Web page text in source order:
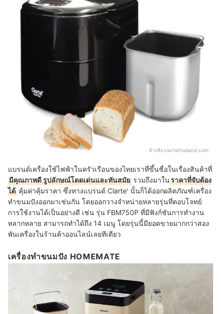
อ้างอิง:clartethailand.com
แบรนด์เครื่องใช้ไฟฟ้าในครัวเรือนของไทยเราที่ขึ้นชื่อในเรื่องสินค้าที่
มีคุณภาพดี รูปลักษณ์โดดเด่นและทันสมัย รวมถึงมาในราคาที่จับต้อง
ได้ คุ้มค่าคุ้มราคา ซึ่งทางแบรนด์ Clarte' นั้นก็ได้ออกผลิตภัณฑ์เครื่อง
ทำขนมปังออกมาเช่นกัน โดยออกวางจำหน่ายหลายรุ่นที่ตอบโจทย์
การใช้งานได้เป็นอย่างดี เช่น รุ่น FBM750P ที่มีฟังก์ชันการทำงาน
หลากหลาย สามารถทำได้ถึง 14 เมนู โดยรุ่นนี้มียอดขายมากกว่าสอง
พันเครื่องในร้านค้าออนไลน์เลยทีเดียว
เครื่องทำขนมปัง HOMEMATE